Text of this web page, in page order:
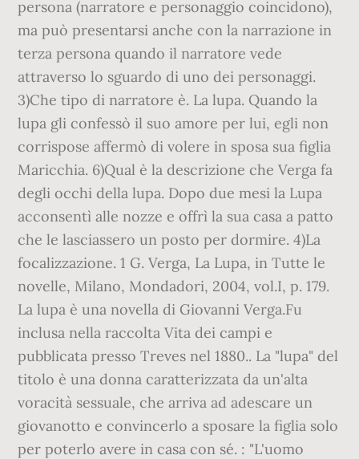
persona (narratore e personaggio coincidono),
ma può presentarsi anche con la narrazione in
terza persona quando il narratore vede
attraverso lo sguardo di uno dei personaggi.
3)Che tipo di narratore è. La lupa. Quando la
lupa gli confessò il suo amore per lui, egli non
corrispose affermò di volere in sposa sua figlia
Maricchia. 6)Qual è la descrizione che Verga fa
degli occhi della lupa. Dopo due mesi la Lupa
acconsentì alle nozze e offrì la sua casa a patto
che le lasciassero un posto per dormire. 4)La
focalizzazione. 1 G. Verga, La Lupa, in Tutte le
novelle, Milano, Mondadori, 2004, vol.I, p. 179.
La lupa è una novella di Giovanni Verga.Fu
inclusa nella raccolta Vita dei campi e
pubblicata presso Treves nel 1880.. La "lupa" del
titolo è una donna caratterizzata da un'alta
voracità sessuale, che arriva ad adescare un
giovanotto e convincerlo a sposare la figlia solo
per poterlo avere in casa con sé. : "L'uomo